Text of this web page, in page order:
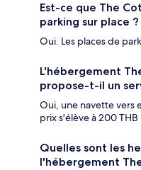
Est-ce que The
parking sur place ?
Oui. Les places de
L'hébergement
propose-t-il un
Oui, une navette vers
prix s'élève à 200
Quelles sont les
l'hébergement